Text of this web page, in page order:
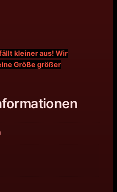
kleiner aus! Wir
Größe größer